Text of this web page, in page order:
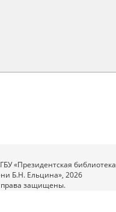
«Президентская библиотека
Б.Н. Ельцина», 2026
права защищены.